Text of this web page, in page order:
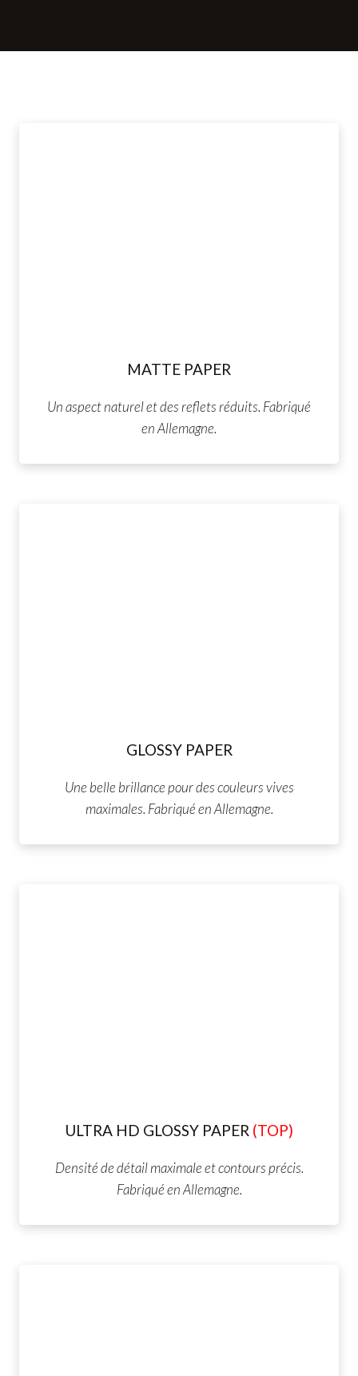
MATTE PAPER
Un aspect naturel et des reflets réduits. Fabriqué
en Allemagne.
GLOSSY PAPER
Une belle brillance pour des couleurs vives
maximales. Fabriqué en Allemagne.
ULTRA HD GLOSSY PAPER (TOP)
Densité de détail maximale et contours précis.
Fabriqué en Allemagne.